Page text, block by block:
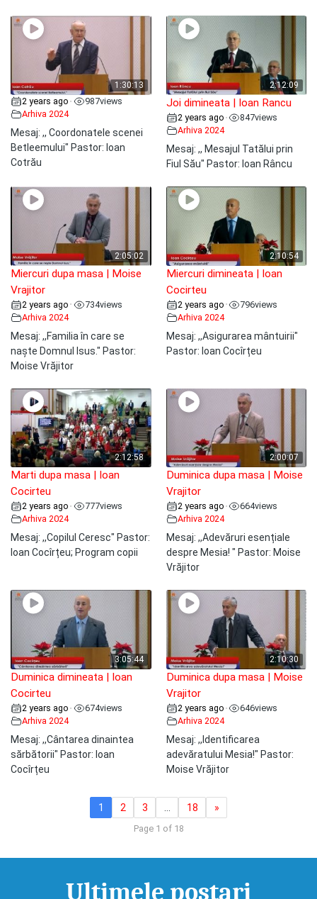
1:30:13
2 years ago • 987views
Arhiva 2024
Mesaj: ,, Coordonatele scenei
Betleemului" Pastor: Ioan
Cotrău
2:12:09
Joi dimineata | Ioan Rancu
2 years ago • 847views
Arhiva 2024
Mesaj: ,, Mesajul Tatălui prin
Fiul Său" Pastor: Ioan Râncu
2:05:02
Miercuri dupa masa | Moise
Vrajitor
2 years ago • 734views
Arhiva 2024
Mesaj: ,,Familia în care se
naște Domnul Isus." Pastor:
Moise Vrăjitor
2:10:54
Miercuri dimineata | Ioan
Cocirteu
2 years ago • 796views
Arhiva 2024
Mesaj: ,,Asigurarea mântuirii"
Pastor: Ioan Cocîrțeu
2:12:58
Marti dupa masa | Ioan
Cocirteu
2 years ago • 777views
Arhiva 2024
Mesaj: ,,Copilul Ceresc" Pastor:
Ioan Cocîrțeu; Program copii
2:00:07
Duminica dupa masa | Moise
Vrajitor
2 years ago • 664views
Arhiva 2024
Mesaj: ,,Adevăruri esențiale
despre Mesia! " Pastor: Moise
Vrăjitor
3:05:44
Duminica dimineata | Ioan
Cocirteu
2 years ago • 674views
Arhiva 2024
Mesaj: ,,Cântarea dinaintea
sărbătorii" Pastor: Ioan
Cocîrțeu
2:10:30
Duminica dupa masa | Moise
Vrajitor
2 years ago • 646views
Arhiva 2024
Mesaj: ,,Identificarea
adevăratului Mesia!" Pastor:
Moise Vrăjitor
1 2 3 18 »
Page 1 of 18
Ultimele postari